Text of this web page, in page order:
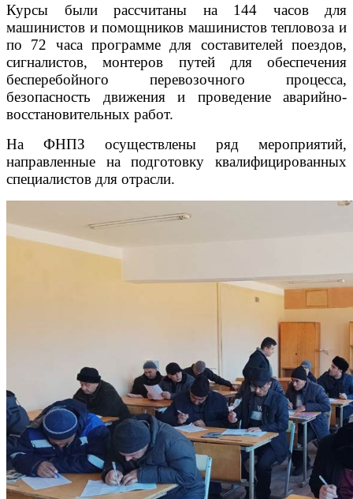
Курсы были рассчитаны на 144 часов для
машинистов и помощников машинистов тепловоза и
по 72 часа программе для составителей поездов,
сигналистов, монтеров путей для обеспечения
бесперебойного перевозочного процесса,
безопасность движения и проведение аварийно-
восстановительных работ.
На ФНПЗ осуществлены ряд мероприятий,
направленные на подготовку квалифицированных
специалистов для отрасли.